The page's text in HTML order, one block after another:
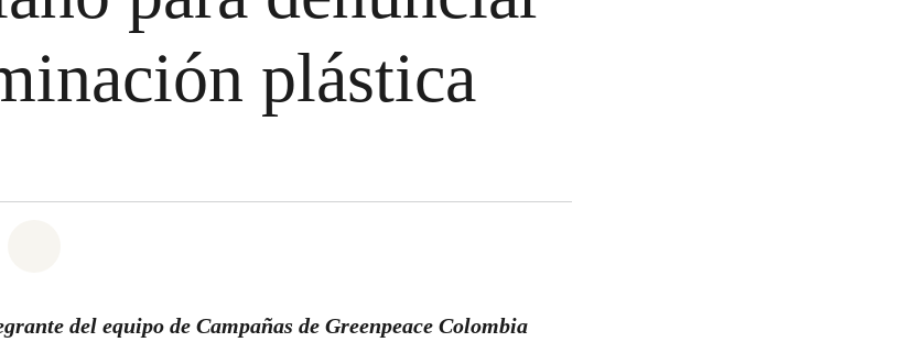
plástica
del equipo de Campañas de Greenpeace Colombia